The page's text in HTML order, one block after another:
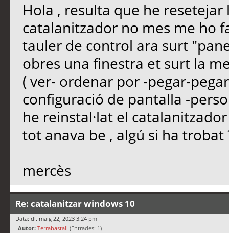
Hola , resulta que he
catalanitzador no mes me ho
tauler de control ara surt
obres una finestra et surt la
( ver- ordenar por -pegar-
configuració de pantalla -
he reinstal·lat el
tot anava be , algú si ha
mercès
Re: catalanitzar windows 10
Data: dl. maig 22, 2023 3:24 pm
Autor: Terrabastall (Entrades: 1)